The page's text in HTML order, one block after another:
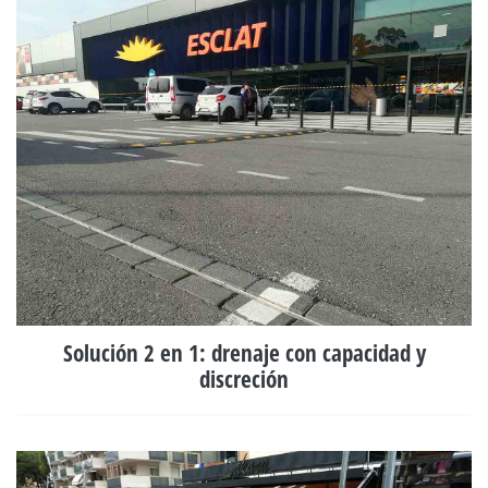
Solución 2 en 1: drenaje con capacidad y
discreción